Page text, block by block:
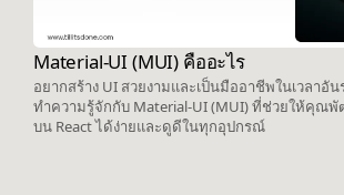
Material-UI (MUI) คืออะไร
อยากสร้าง UI สวยงามและเป็นมืออาชีพในเวลาอัน
ทำความรู้จักกับ Material-UI (MUI) ที่ช่วยให้คุณ
บน React ได้ง่ายและดูดีในทุกอุปกรณ์